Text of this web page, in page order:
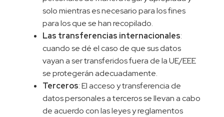
solo mientras es necesario para los fines
para los que se han recopilado.
Las transferencias internacionales:
cuando se dé el caso de que sus datos
vayan a ser transferidos fuera de la UE/EEE
se protegerán adecuadamente.
Terceros: El acceso y transferencia de
datos personales a terceros se llevan a cabo
de acuerdo con las leyes y reglamentos